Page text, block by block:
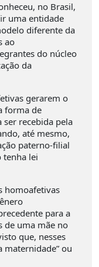
no Brasil,
uma entidade
diferente da
ao
do núcleo
da
gerarem o
forma de
ser recebida pela
até mesmo,
paterno-filial
tenha lei
homoafetivas
para a
de uma mãe no
que, nesses
maternidade” ou